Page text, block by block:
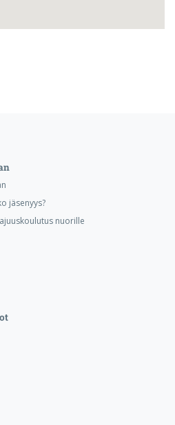
jäsenyys?
nuorille